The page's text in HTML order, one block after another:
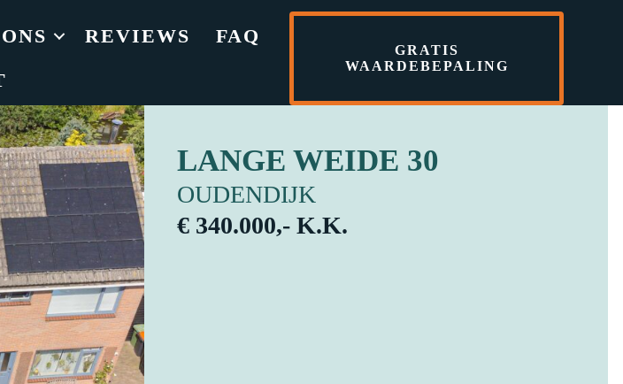
REVIEWS
FAQ
GRATIS
WAARDEBEPALING
LANGE WEIDE 30
OUDENDIJK
€ 340.000,- K.K.